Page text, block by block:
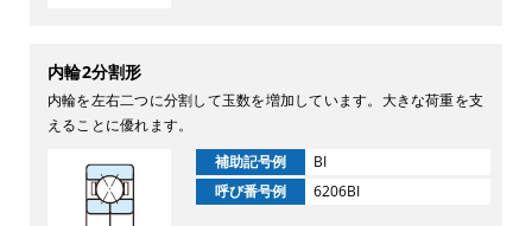
内輪2分割形
内輪を左右二つに分割して玉数を増加しています。大きな荷重を支
えることに優れます。
補助記号例
BI
呼び番号例
6206BI